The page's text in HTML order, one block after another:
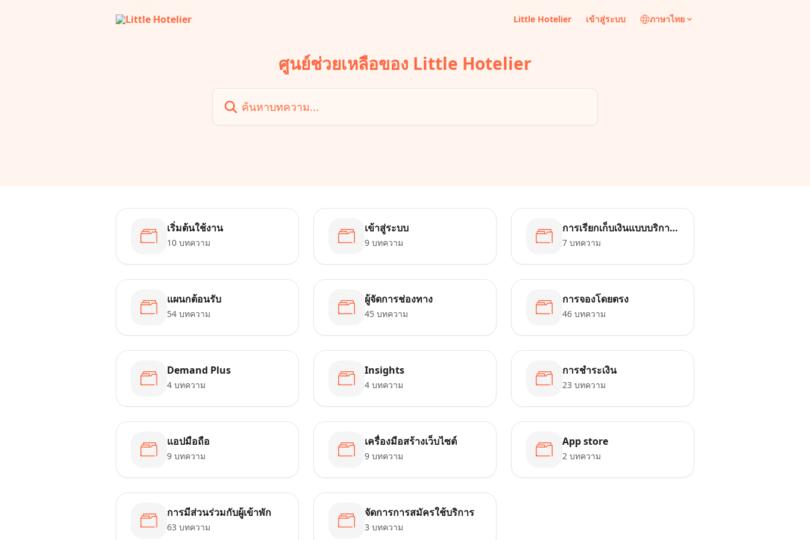
Little Hotelier เข้าสู่ระบบ ภาษาไทย
ศูนย์ช่วยเหลือของ Little Hotelier
เริ่มต้นใช้งาน
10 บทความ
เข้าสู่ระบบ
9 บทความ
การเรียกเก็บเงินแบบบริการ
ตนเอง
7 บทความ
แผนกต้อนรับ
54 บทความ
ผู้จัดการช่องทาง
45 บทความ
การจองโดยตรง
46 บทความ
Demand Plus
4 บทความ
Insights
4 บทความ
การชำระเงิน
23 บทความ
แอปมือถือ
9 บทความ
เครื่องมือสร้างเว็บไซต์
9 บทความ
App store
2 บทความ
การมีส่วนร่วมกับผู้เข้าพัก
63 บทความ
จัดการการสมัครใช้บริการ
3 บทความ